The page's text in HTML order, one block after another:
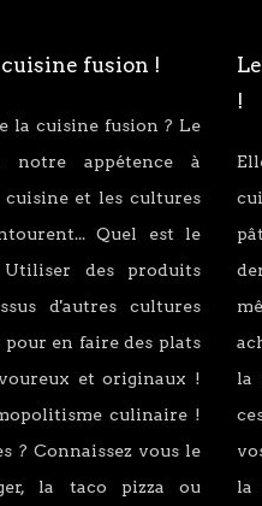
fusion !
la cuisine fusion ? Le
notre appétence à
cuisine et les cultures
Quel est le
des produits
d'autres cultures
en faire des plats
et originaux !
culinaire !
? Connaissez vous le
la taco pizza ou
!
la
la